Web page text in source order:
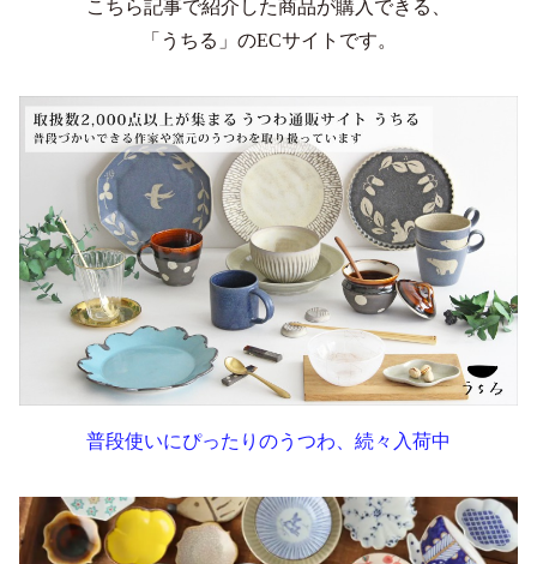
こちら記事で紹介した商品が購入できる、
「うちる」のECサイトです。
普段使いにぴったりのうつわ、続々入荷中